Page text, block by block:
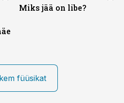
Miks jää on libe?
füüsikat